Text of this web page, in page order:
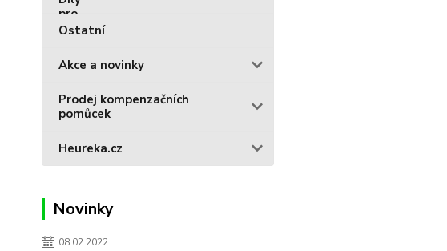
Ostatní
Akce a novinky
Prodej kompenzačních
pomůcek
Heureka.cz
Novinky
08.02.2022